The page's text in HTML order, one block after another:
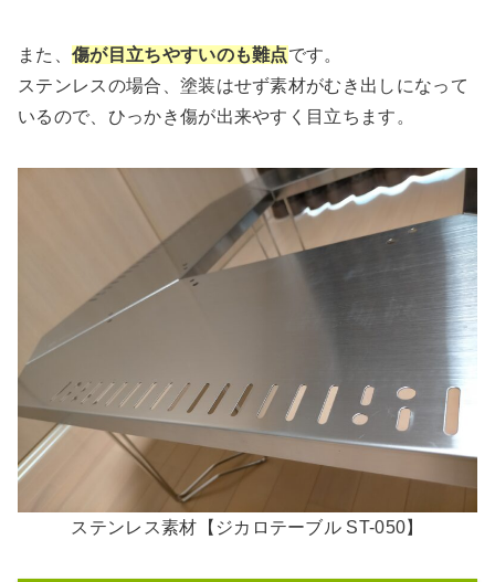
また、 傷が目立ちやすいのも難点です。
ステンレスの場合、塗装はせず素材がむき出しになって
いるので、ひっかき傷が出来やすく目立ちます。
ステンレス素材【ジカロテーブル ST-050】